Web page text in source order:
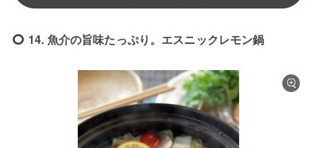
14. 魚介の旨味たっぷり。エスニックレモン鍋